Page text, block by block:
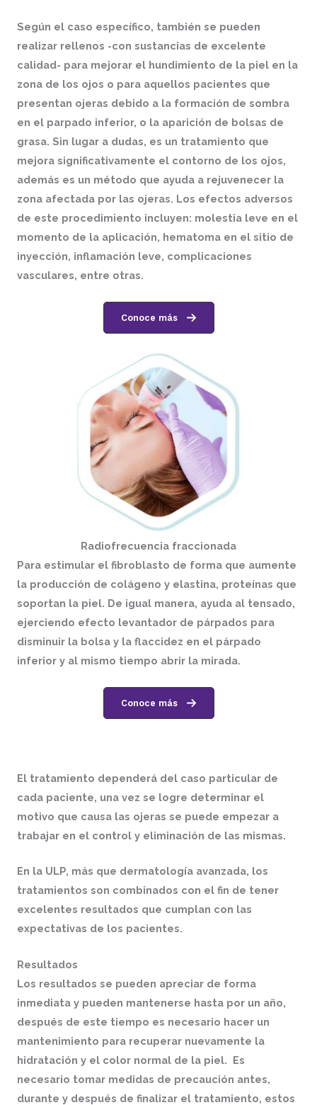
Según el caso específico, también se pueden
realizar rellenos -con sustancias de excelente
calidad- para mejorar el hundimiento de la piel en la
zona de los ojos o para aquellos pacientes que
presentan ojeras debido a la formación de sombra
en el parpado inferior, o la aparición de bolsas de
grasa. Sin lugar a dudas, es un tratamiento que
mejora significativamente el contorno de los ojos,
además es un método que ayuda a rejuvenecer la
zona afectada por las ojeras. Los efectos adversos
de este procedimiento incluyen: molestia leve en el
momento de la aplicación, hematoma en el sitio de
inyección, inflamación leve, complicaciones
vasculares, entre otras.
Conoce más
Radiofrecuencia fraccionada
Para estimular el fibroblasto de forma que aumente
la producción de colágeno y elastina, proteínas que
soportan la piel. De igual manera, ayuda al tensado,
ejerciendo efecto levantador de párpados para
disminuir la bolsa y la flaccidez en el párpado
inferior y al mismo tiempo abrir la mirada.
Conoce más
El tratamiento dependerá del caso particular de
cada paciente, una vez se logre determinar el
motivo que causa las ojeras se puede empezar a
trabajar en el control y eliminación de las mismas.
En la ULP, más que dermatología avanzada, los
tratamientos son combinados con el fin de tener
excelentes resultados que cumplan con las
expectativas de los pacientes.
Resultados
Los resultados se pueden apreciar de forma
inmediata y pueden mantenerse hasta por un año,
después de este tiempo es necesario hacer un
mantenimiento para recuperar nuevamente la
hidratación y el color normal de la piel. Es
necesario tomar medidas de precaución antes,
durante y después de finalizar el tratamiento, estos